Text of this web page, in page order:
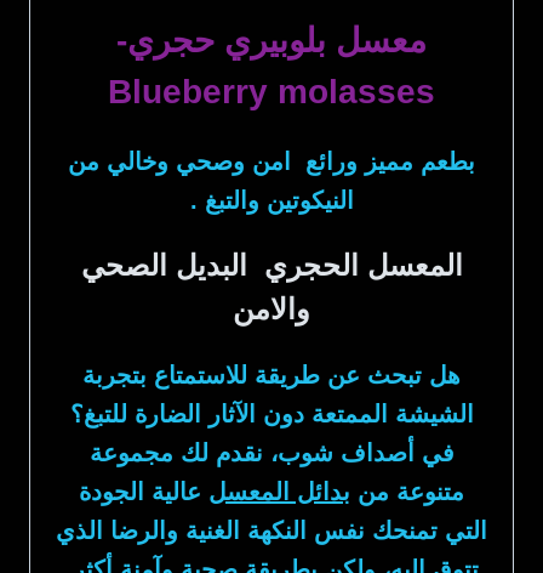
معسل بلوبيري حجري-
Blueberry molasses
بطعم مميز ورائع امن وصحي وخالي من
النيكوتين والتبغ .
المعسل الحجري البديل الصحي
والامن
متنوعة من بدائل المعسل